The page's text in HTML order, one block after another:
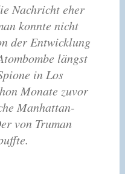
Nachricht eher
konnte nicht
der Entwicklung
längst
in Los
Monate zuvor
Manhattan-
von Truman